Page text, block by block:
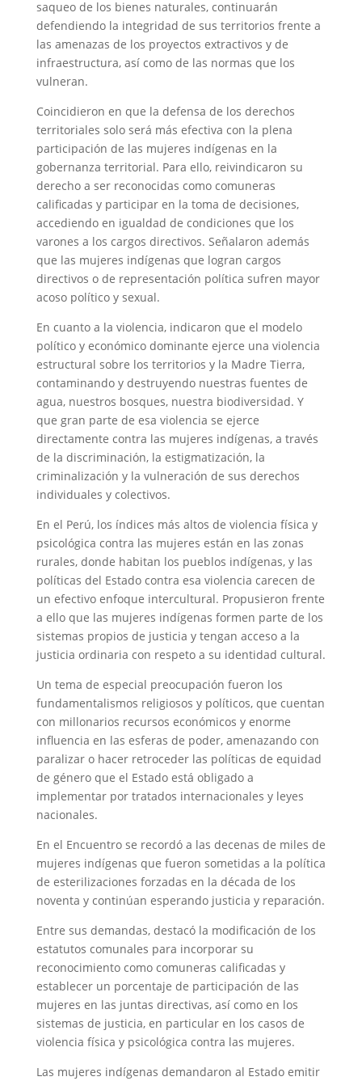
saqueo de los bienes naturales, continuarán
defendiendo la integridad de sus territorios frente a
las amenazas de los proyectos extractivos y de
infraestructura, así como de las normas que los
vulneran.
Coincidieron en que la defensa de los derechos
territoriales solo será más efectiva con la plena
participación de las mujeres indígenas en la
gobernanza territorial. Para ello, reivindicaron su
derecho a ser reconocidas como comuneras
calificadas y participar en la toma de decisiones,
accediendo en igualdad de condiciones que los
varones a los cargos directivos. Señalaron además
que las mujeres indígenas que logran cargos
directivos o de representación política sufren mayor
acoso político y sexual.
En cuanto a la violencia, indicaron que el modelo
político y económico dominante ejerce una violencia
estructural sobre los territorios y la Madre Tierra,
contaminando y destruyendo nuestras fuentes de
agua, nuestros bosques, nuestra biodiversidad. Y
que gran parte de esa violencia se ejerce
directamente contra las mujeres indígenas, a través
de la discriminación, la estigmatización, la
criminalización y la vulneración de sus derechos
individuales y colectivos.
En el Perú, los índices más altos de violencia física y
psicológica contra las mujeres están en las zonas
rurales, donde habitan los pueblos indígenas, y las
políticas del Estado contra esa violencia carecen de
un efectivo enfoque intercultural. Propusieron frente
a ello que las mujeres indígenas formen parte de los
sistemas propios de justicia y tengan acceso a la
justicia ordinaria con respeto a su identidad cultural.
Un tema de especial preocupación fueron los
fundamentalismos religiosos y políticos, que cuentan
con millonarios recursos económicos y enorme
influencia en las esferas de poder, amenazando con
paralizar o hacer retroceder las políticas de equidad
de género que el Estado está obligado a
implementar por tratados internacionales y leyes
nacionales.
En el Encuentro se recordó a las decenas de miles de
mujeres indígenas que fueron sometidas a la política
de esterilizaciones forzadas en la década de los
noventa y continúan esperando justicia y reparación.
Entre sus demandas, destacó la modificación de los
estatutos comunales para incorporar su
reconocimiento como comuneras calificadas y
establecer un porcentaje de participación de las
mujeres en las juntas directivas, así como en los
sistemas de justicia, en particular en los casos de
violencia física y psicológica contra las mujeres.
Las mujeres indígenas demandaron al Estado emitir